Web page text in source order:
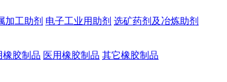
加工助剂 电子工业用助剂 选矿药剂及冶炼助剂
橡胶制品 医用橡胶制品 其它橡胶制品